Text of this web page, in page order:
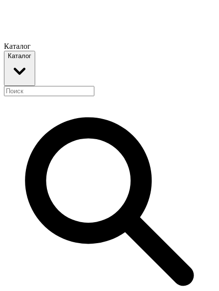
Каталог
Каталог